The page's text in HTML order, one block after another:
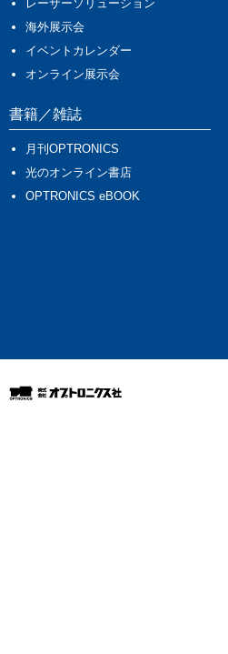
レーザーソリューション
海外展示会
イベントカレンダー
オンライン展示会
書籍／雑誌
月刊OPTRONICS
光のオンライン書店
OPTRONICS eBOOK